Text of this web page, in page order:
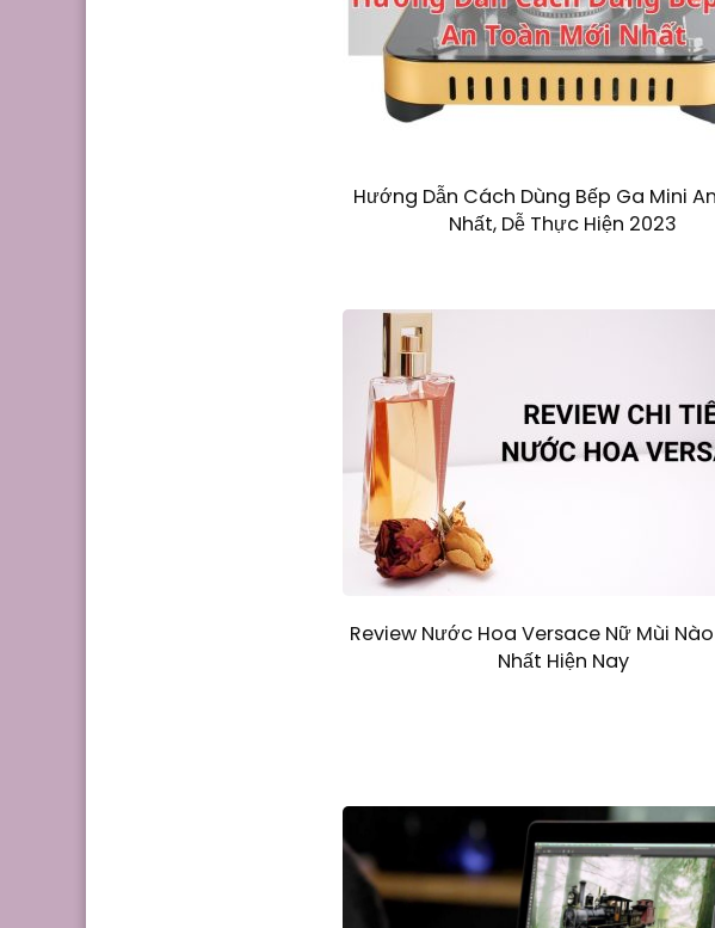
Hướng Dẫn Cách Dùng Bếp Ga Mini
Nhất, Dễ Thực Hiện 2023
Review Nước Hoa Versace Nữ Mùi
Nhất Hiện Nay